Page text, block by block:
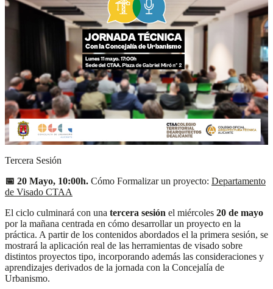
Tercera Sesión
📅 20 Mayo, 10:00h. Cómo Formalizar un proyecto: Departamento
de Visado CTAA
El ciclo culminará con una tercera sesión el miércoles 20 de mayo
por la mañana centrada en cómo desarrollar un proyecto en la
práctica. A partir de los contenidos abordados el la primera sesión, se
mostrará la aplicación real de las herramientas de visado sobre
distintos proyectos tipo, incorporando además las consideraciones y
aprendizajes derivados de la jornada con la Concejalía de
Urbanismo.